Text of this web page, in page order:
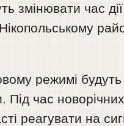
змінювати час
режимі
Під час
реагувати на